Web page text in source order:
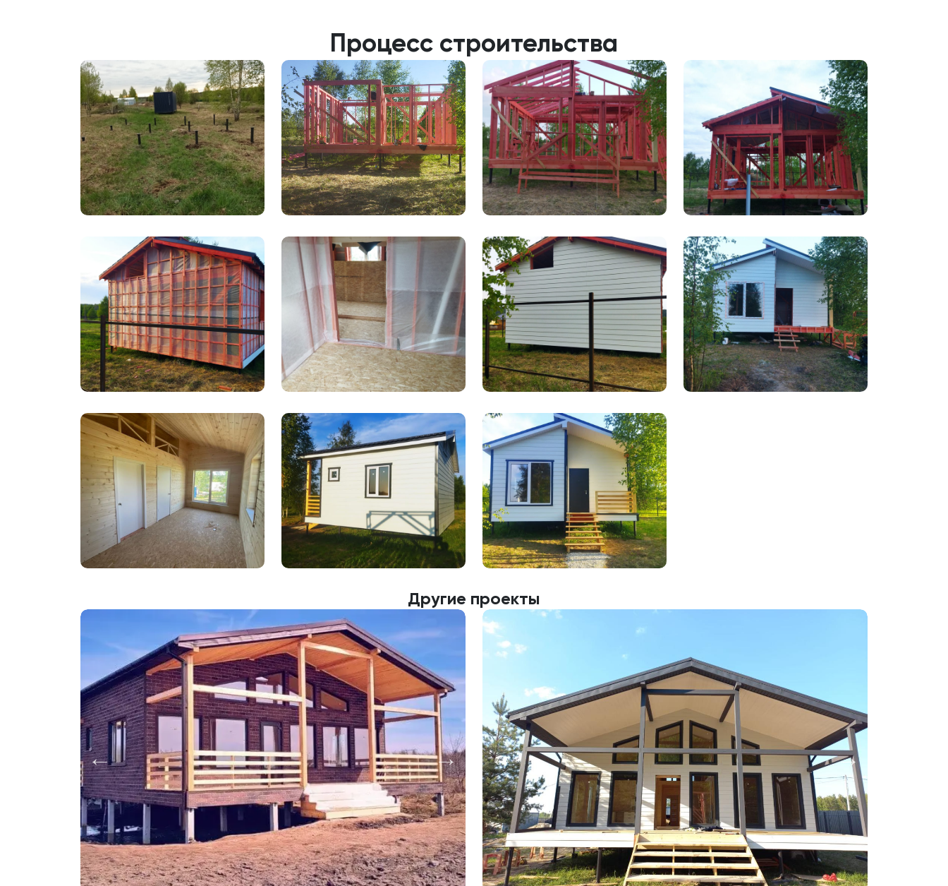
Процесс строительства
Другие проекты